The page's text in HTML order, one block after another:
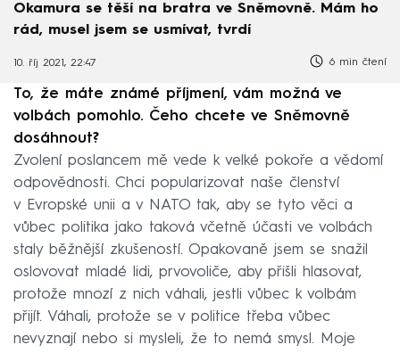
Okamura se těší na bratra ve Sněmovně. Mám ho
rád, musel jsem se usmívat, tvrdí
10. říj 2021, 22:47 6 min čtení
To, že máte známé příjmení, vám možná ve
volbách pomohlo. Čeho chcete ve Sněmovně
dosáhnout?
Zvolení poslancem mě vede k velké pokoře a vědomí
odpovědnosti. Chci popularizovat naše členství
v Evropské unii a v NATO tak, aby se tyto věci a
vůbec politika jako taková včetně účasti ve volbách
staly běžnější zkušeností. Opakovaně jsem se snažil
oslovovat mladé lidi, prvovoliče, aby přišli hlasovat,
protože mnozí z nich váhali, jestli vůbec k volbám
přijít. Váhali, protože se v politice třeba vůbec
nevyznají nebo si mysleli, že to nemá smysl. Moje